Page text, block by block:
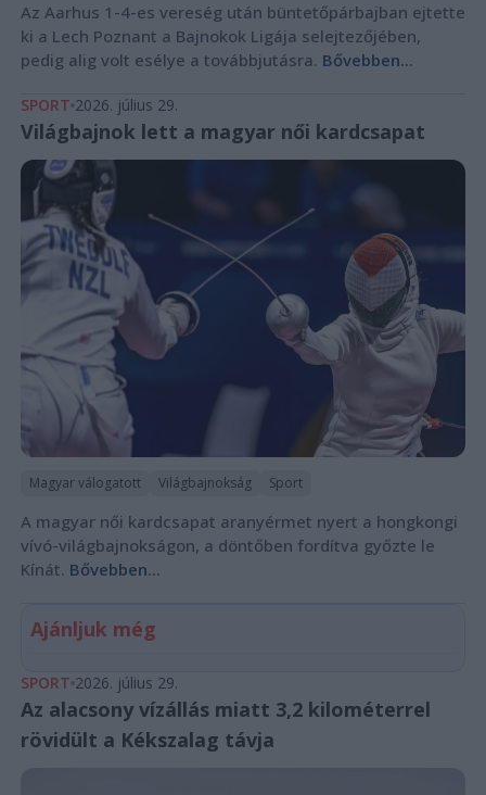
Az Aarhus 1-4-es vereség után büntetőpárbajban ejtette
ki a Lech Poznant a Bajnokok Ligája selejtezőjében,
pedig alig volt esélye a továbbjutásra. Bővebben...
SPORT 2026. július 29.
Világbajnok lett a magyar női kardcsapat
Magyar válogatott Világbajnokság Sport
A magyar női kardcsapat aranyérmet nyert a hongkongi
vívó-világbajnokságon, a döntőben fordítva győzte le
Kínát. Bővebben...
Ajánljuk még
SPORT 2026. július 29.
Az alacsony vízállás miatt 3,2 kilométerrel
rövidült a Kékszalag távja